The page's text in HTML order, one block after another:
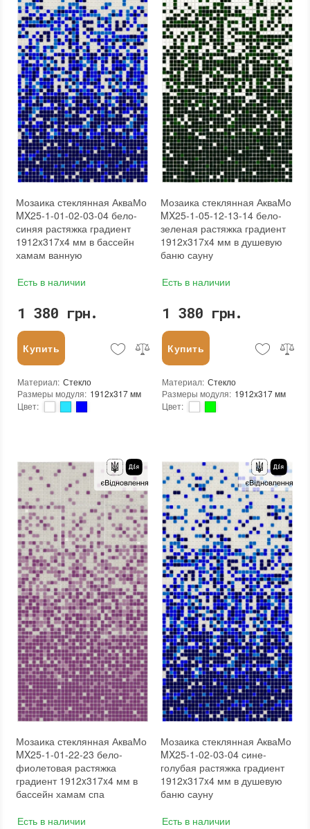
Вес модуля: 4,35
Размеры чипа: 24x24 мм
Толщина чипа: 4 мм
Площадь модуля: 0,6 м²
Страна производителя: Украина
Бренд: AquaMo
Тип поверхности: Рельефная, Глянцевая, Гладкая
Толщина чипа: 4 мм
Площадь модуля: 0,6 м²
Страна производителя: Украина
Бренд: AquaMo
Мозаика стеклянная АкваМо
MX25-1-01-02-03-04 бело-
синяя растяжка градиент
1912x317x4 мм в бассейн
хамам ванную
Есть в наличии
1 380 грн.
Купить
Материал: Стекло
Размеры модуля: 1912x317 мм
Цвет:
Края чипа: Округлые
Форма чипа
Квадратная
Текстура (особенности):
Градиент, Микс, Одноцветная
Вес (брутто)
4.35 кг
Основа : Бумага, Сетка
Назначение
В интерьере, Для бани, Для бассейна, Для ванной комнаты и туалета, Для гостинной, Для душевой, Для кухни, Для спальни, Для фартука, Для фасада, Для хамама
Количество в упаковке
3,333 шт.
Вес модуля: 4,35
Размеры чипа: 24x24 мм
Толщина чипа: 4 мм
Площадь модуля: 0,6 м²
Страна производителя: Украина
Бренд: AquaMo
Тип поверхности: Глянцевая, Гладкая
Мозаика стеклянная АкваМо
MX25-1-05-12-13-14 бело-
зеленая растяжка градиент
1912x317x4 мм в душевую
баню сауну
Есть в наличии
1 380 грн.
Купить
Материал: Стекло
Размеры модуля: 1912x317 мм
Цвет:
Края чипа: Округлые
Форма чипа:
Квадратная
Текстура (особенности):
Градиент, Микс, Одноцветная
Вес (брутто):
4.35 кг
Основа
Бумага, Сетка
Назначение:
В интерьере, Для бани, Для бассейна, Для ванной комнаты и туалета, Для гостинной, Для душевой, Для кухни, Для спальни, Для фартука, Для фасада, Для хамама
Количество в упаковке: 3,333 шт.
Вес модуля: 4,35
Размеры чипа: 24x24 мм
Толщина чипа: 4 мм
Площадь модуля: 0,6 м²
Страна производителя: Украина
Бренд: AquaMo
Тип поверхности: Глянцевая, Гладкая
Мозаика стеклянная АкваМо
MX25-1-01-22-23 бело-
фиолетовая растяжка
градиент 1912x317x4 мм в
бассейн хамам спа
Есть в наличии
Мозаика стеклянная АкваМо
MX25-1-02-03-04 сине-
голубая растяжка градиент
1912x317x4 мм в душевую
баню сауну
Есть в наличии